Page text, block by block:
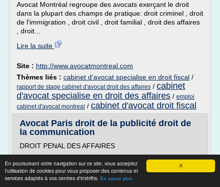
X
En poursuivant votre navigation sur ce site, vous acceptez
l'utilisation de cookies pour vous proposer des contenus et
services adaptés à vos centres d'intérêts. En savoir plus
Avocat Montréal regroupe des avocats exerçant le droit
dans la plupart des champs de pratique: droit criminel , droit
de l'immigration , droit civil , droit familial , droit des affaires
, droit...
Lire la suite
Site : http://www.avocatmontreal.com
Thèmes liés : cabinet d'avocat specialise en droit fiscal /
rapport de stage cabinet d'avocat droit des affaires / cabinet
d'avocat specialise en droit des affaires / emploi
cabinet d'avocat montreal / cabinet d'avocat droit fiscal
Avocat Paris droit de la publicité droit de
la communication
DROIT PENAL DES AFFAIRES
Le cabinet d'avocats Legipass est doté d'une solide
expertise en droit de la publicité et droit de la
communication, matière transversale, qui recoupe
plusieurs domaines du droit, tels que le droit des contrats,